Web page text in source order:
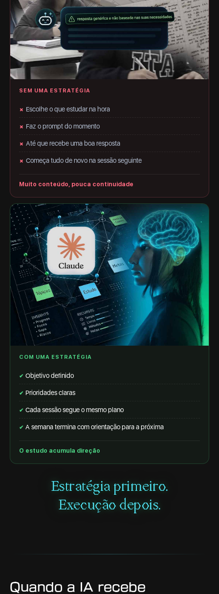
SEM UMA ESTRATÉGIA
✗ Escolhe o que estudar na hora
✗ Faz o prompt do momento
✗ Até que recebe uma boa resposta
✗ Começa tudo de novo na sessão seguinte
Muito conteúdo, pouca continuidade
COM UMA ESTRATÉGIA
✔ Objetivo definido
✔ Prioridades claras
✔ Cada sessão segue o mesmo plano
✔ A semana termina com orientação para a próxima
O estudo acumula direção
Estratégia primeiro.
Execução depois.
Quando a IA recebe